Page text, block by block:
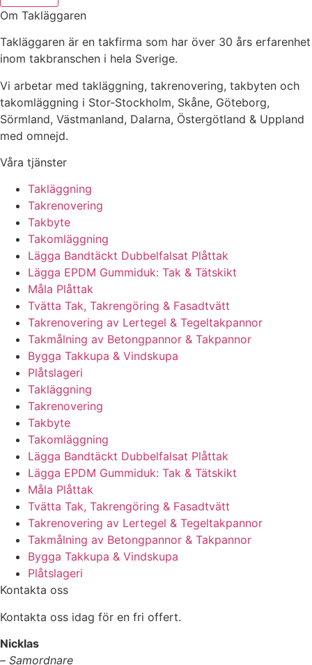
Om Takläggaren
Takläggaren är en takfirma som har över 30 års erfarenhet
inom takbranschen i hela Sverige.
Vi arbetar med takläggning, takrenovering, takbyten och
takomläggning i Stor-Stockholm, Skåne, Göteborg,
Sörmland, Västmanland, Dalarna, Östergötland & Uppland
med omnejd.
Våra tjänster
Takläggning
Takrenovering
Takbyte
Takomläggning
Lägga Bandtäckt Dubbelfalsat Plåttak
Lägga EPDM Gummiduk: Tak & Tätskikt
Måla Plåttak
Tvätta Tak, Takrengöring & Fasadtvätt
Takrenovering av Lertegel & Tegeltakpannor
Takmålning av Betongpannor & Takpannor
Bygga Takkupa & Vindskupa
Plåtslageri
Takläggning
Takrenovering
Takbyte
Takomläggning
Lägga Bandtäckt Dubbelfalsat Plåttak
Lägga EPDM Gummiduk: Tak & Tätskikt
Måla Plåttak
Tvätta Tak, Takrengöring & Fasadtvätt
Takrenovering av Lertegel & Tegeltakpannor
Takmålning av Betongpannor & Takpannor
Bygga Takkupa & Vindskupa
Plåtslageri
Kontakta oss
Kontakta oss idag för en fri offert.
Nicklas
– Samordnare